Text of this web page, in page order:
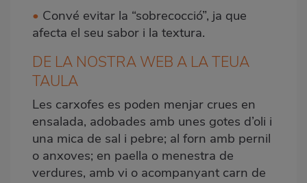
• Convé evitar la “sobrecocció”, ja que
afecta el seu sabor i la textura.
DE LA NOSTRA WEB A LA TEUA
TAULA
Les carxofes es poden menjar crues en
ensalada, adobades amb unes gotes d’oli i
una mica de sal i pebre; al forn amb pernil
o anxoves; en paella o menestra de
verdures, amb vi o acompanyant carn de